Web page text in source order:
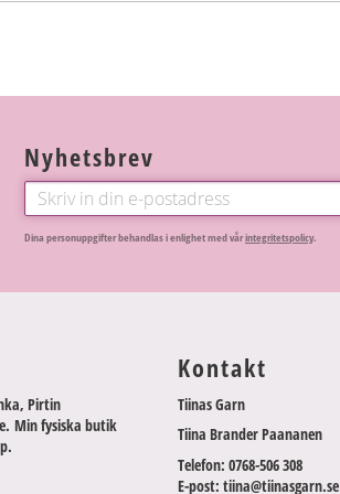
Nyhetsbrev
Dina personuppgifter behandlas i enlighet med vårintegritetspolicy.
Pirtin
Min fysiska butik
Kontakt
Tiinas Garn
Tiina Brander Paananen
Telefon: 0768-506 308
E-post: tiina@tiinasgarn.se